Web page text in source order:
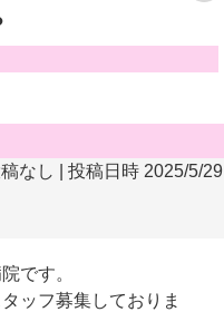
なし | 投稿日時 2025/5/29
です。
ッフ募集しておりま